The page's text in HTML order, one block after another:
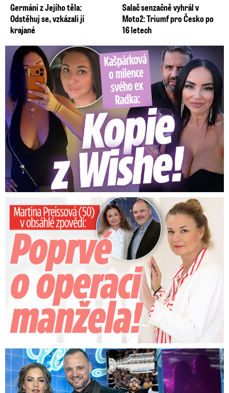
Germáni z Jejího těla:
Odstěhuj se, vzkázali jí
krajané
Salač senzačně vyhrál v
Moto2: Triumf pro Česko po
16 letech
Kašpárková o milence svého ex Radka: Kopie z Wishe!
Preissová (50) v obsáhlé zpovědi: Poprvé o operaci manžela
Na Gáboríka se sypou obvinění z nevěry: Reakce manželky!